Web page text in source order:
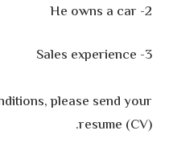
2- He owns a car
3- Sales experience
please send your
resume (CV).